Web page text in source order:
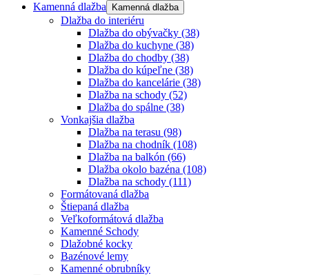
Kamenná dlažba
Kamenná dlažba
Dlažba do interiéru
Dlažba do obývačky (38)
Dlažba do kuchyne (38)
Dlažba do chodby (38)
Dlažba do kúpeľne (38)
Dlažba do kancelárie (38)
Dlažba na schody (52)
Dlažba do spálne (38)
Vonkajšia dlažba
Dlažba na terasu (98)
Dlažba na chodník (108)
Dlažba na balkón (66)
Dlažba okolo bazéna (108)
Dlažba na schody (111)
Formátovaná dlažba
Štiepaná dlažba
Veľkoformátová dlažba
Kamenné Schody
Dlažobné kocky
Bazénové lemy
Kamenné obrubníky